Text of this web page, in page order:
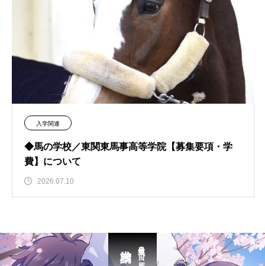
入学関連
◆馬の学校／東関東馬事高等学院【募集要項・学
費】について
2026.07.10
最短３日で届く